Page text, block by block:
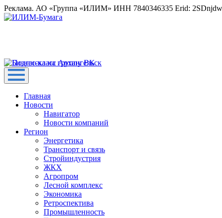
Реклама. АО «Группа «ИЛИМ» ИНН 7840346335 Erid:
Главная
Новости
Навигатор
Новости компаний
Регион
Энергетика
Транспорт и связь
Стройиндустрия
ЖКХ
Агропром
Лесной комплекс
Экономика
Ретроспектива
Промышленность